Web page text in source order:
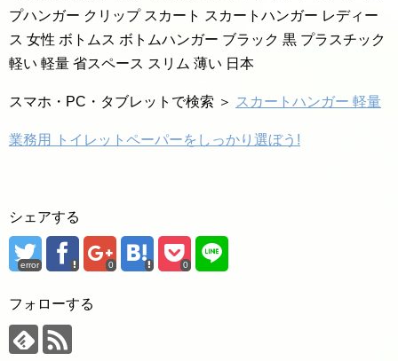
プハンガー クリップ スカート スカートハンガー レディー
ス 女性 ボトムス ボトムハンガー ブラック 黒 プラスチック
軽い 軽量 省スペース スリム 薄い 日本
スマホ・PC・タブレットで検索 ＞ スカートハンガー 軽量
業務用 トイレットペーパーをしっかり選ぼう!
シェアする
error 0 0
フォローする